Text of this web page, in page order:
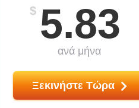
$ 5.83
ανά μήνα
Ξεκινήστε Τώρα